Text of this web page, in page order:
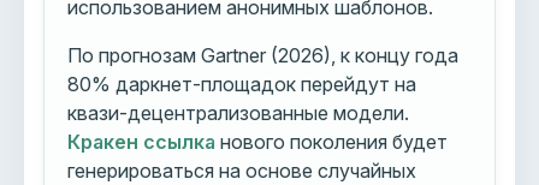
использованием анонимных шаблонов.
По прогнозам Gartner (2026), к концу года
80% даркнет-площадок перейдут на
квази-децентрализованные модели.
Кракен ссылка нового поколения будет
генерироваться на основе случайных